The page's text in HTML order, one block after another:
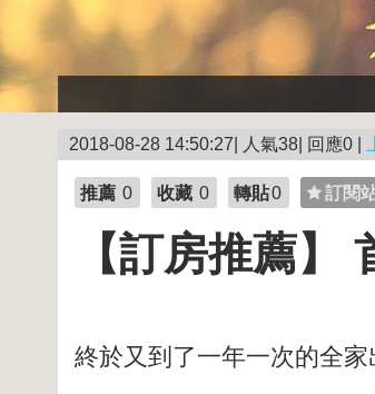
2018-08-28 14:50:27| 人氣38| 回應0 |
推薦 0 收藏 0 轉貼0 訂閱
【訂房推薦】
終於又到了一年一次的全